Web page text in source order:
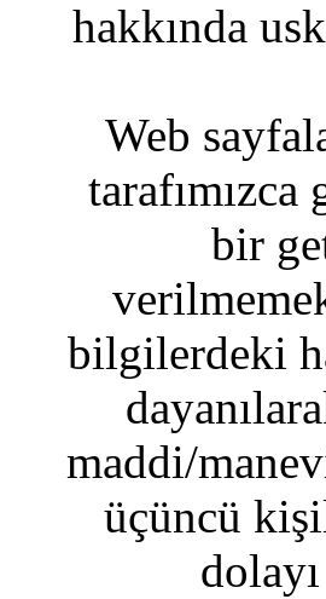
hakkında
Web
bir
bilgilerdeki
maddi/
üçüncü